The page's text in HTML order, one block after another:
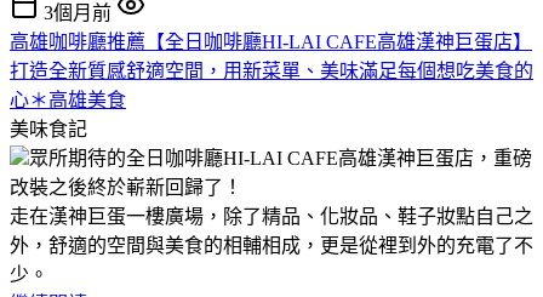
3個月前
高雄咖啡廳推薦【全日咖啡廳HI-LAI CAFE高雄漢神巨蛋店】
打造全新質感舒適空間，用新菜單、美味滿足每個想吃美食的
心＊高雄美食
美味食記
眾所期待的全日咖啡廳HI-LAI CAFE高雄漢神巨蛋店，重磅
改裝之後終於嶄新回歸了！
走在漢神巨蛋一樓廣場，除了精品、化妝品、鞋子妝點自己之
外，舒適的空間與美食的相輔相成，更是從裡到外的充電了不
少。